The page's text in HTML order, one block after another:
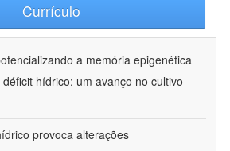
Currículo
a memória epigenética
hídrico: um avanço no cultivo
provoca alterações